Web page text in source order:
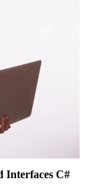
Interfaces C#